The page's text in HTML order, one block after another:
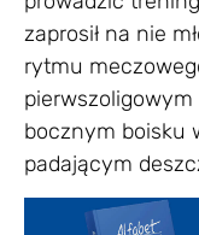
zaprosił na nie
rytmu
pierwszoligowym
bocznym boisku
padającym